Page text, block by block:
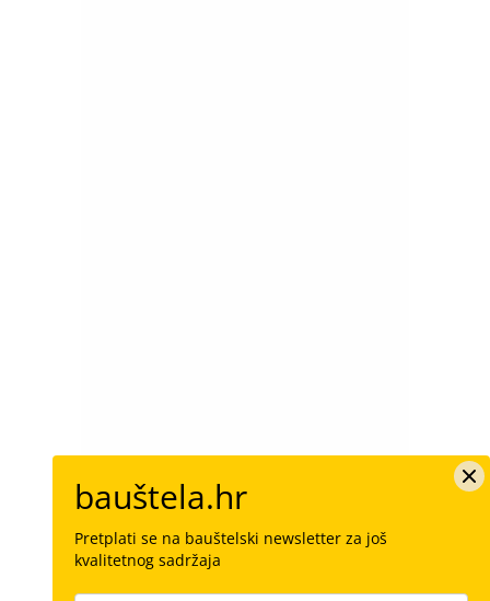
bauštela.hr
Pretplati se na bauštelski newsletter za još
kvalitetnog sadržaja